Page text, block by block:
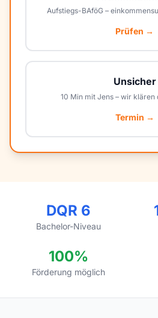
Aufstiegs-BAföG –
Prüfen →
Unsicher
10 Min mit Jens – wir klären
Termin →
DQR 6
Bachelor-Niveau
100%
Förderung möglich